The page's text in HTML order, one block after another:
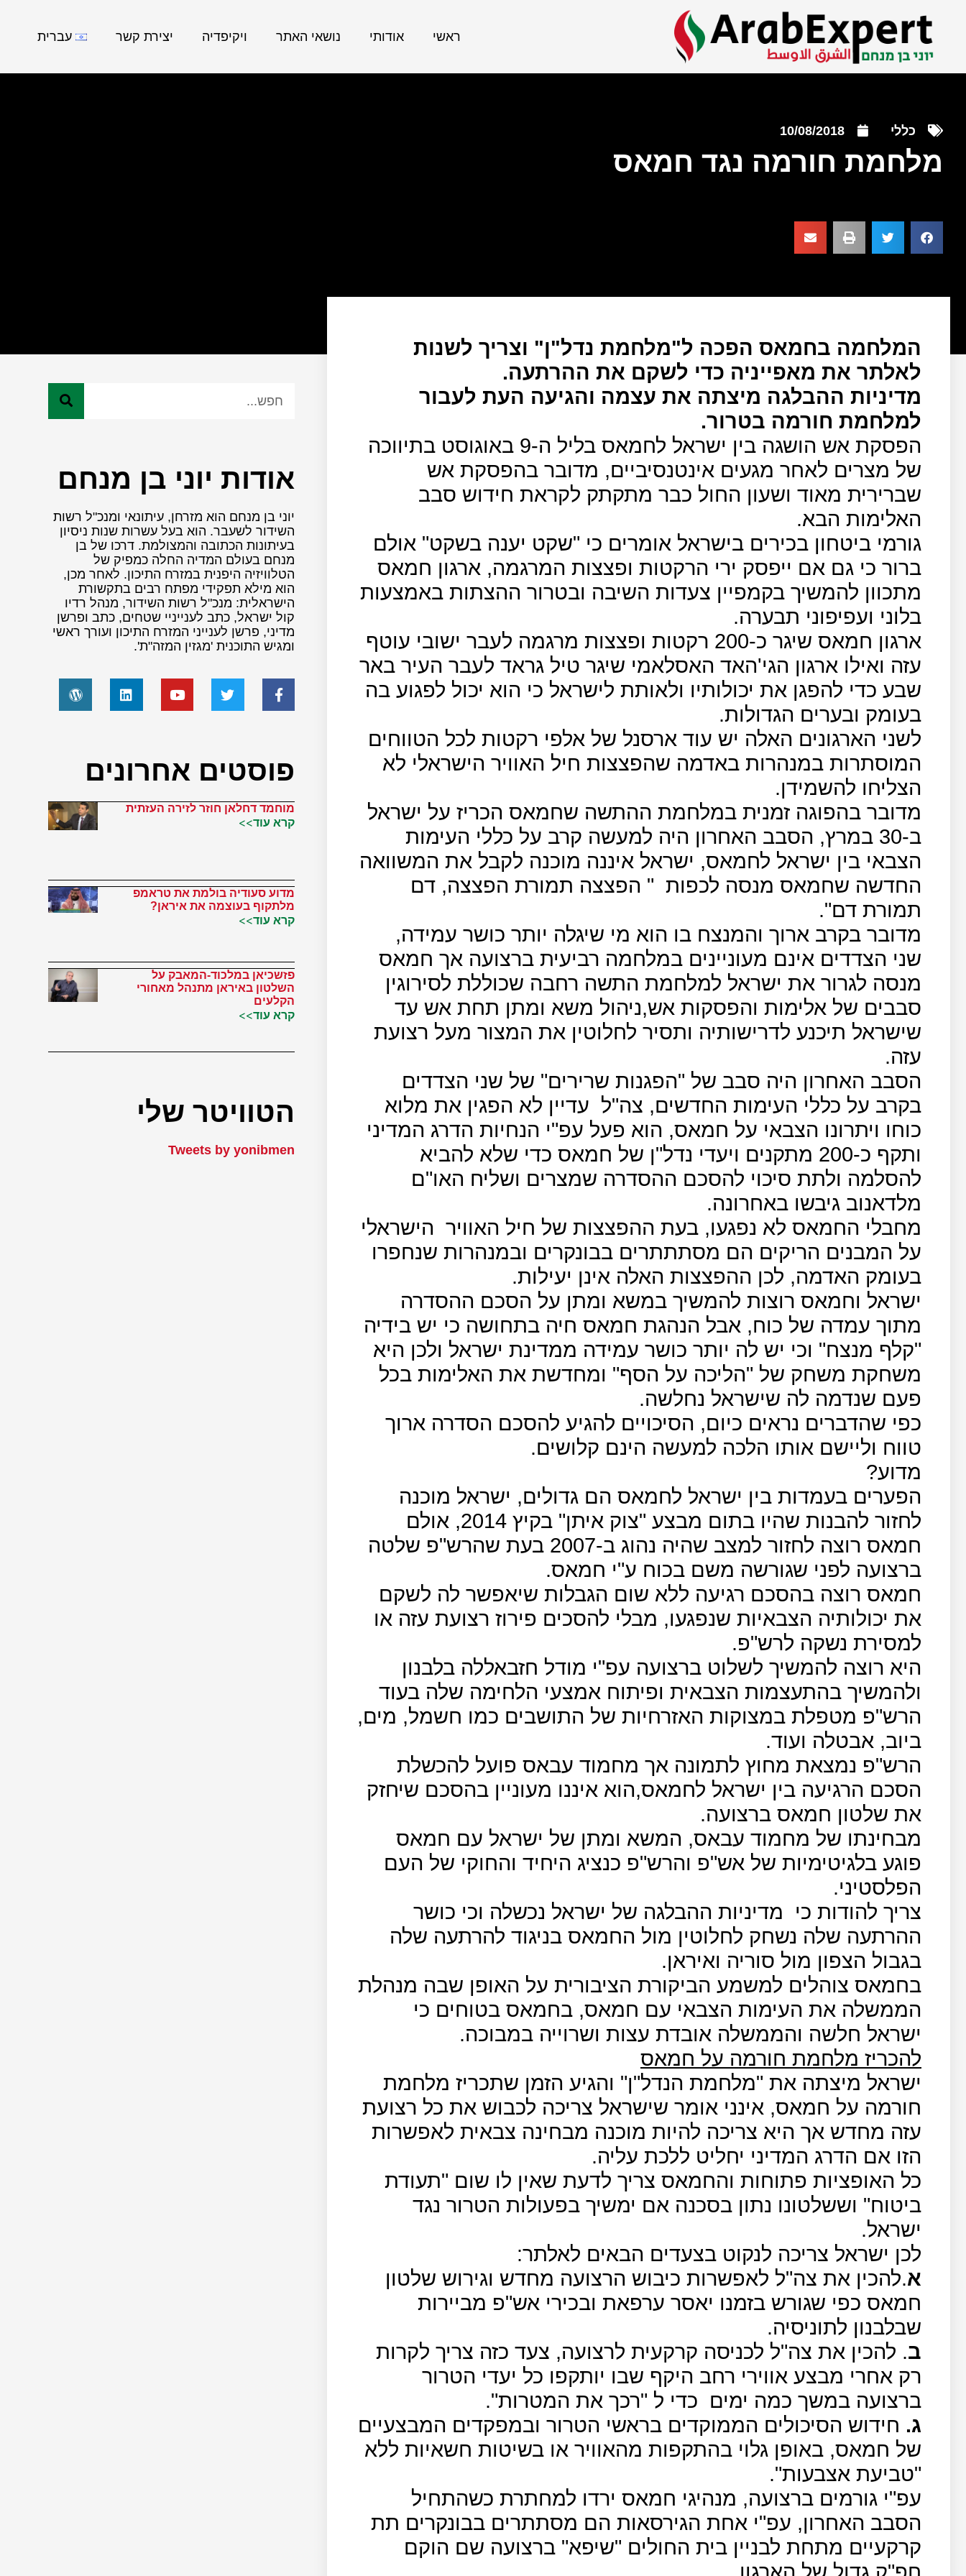
ראשי אודותי נושאי האתר ויקיפדיה יצירת קשר עברית
כללי 10/08/2018
מלחמת חורמה נגד חמאס
המלחמה בחמאס הפכה ל"מלחמת נדל"ן" וצריך לשנות
לאלתר את מאפייניה כדי לשקם את ההרתעה.
מדיניות ההבלגה מיצתה את עצמה והגיעה העת לעבור
למלחמת חורמה בטרור.
הפסקת אש הושגה בין ישראל לחמאס בליל ה-9 באוגוסט בתיווכה
של מצרים לאחר מגעים אינטנסיביים, מדובר בהפסקת אש
שברירית מאוד ושעון החול כבר מתקתק לקראת חידוש סבב
האלימות הבא.
גורמי ביטחון בכירים בישראל אומרים כי "שקט יענה בשקט" אולם
ברור כי גם אם ייפסק ירי הרקטות ופצצות המרגמה, ארגון חמאס
מתכוון להמשיך בקמפיין צעדות השיבה ובטרור ההצתות באמצעות
בלוני ועפיפוני תבערה.
ארגון חמאס שיגר כ-200 רקטות ופצצות מרגמה לעבר ישובי עוטף
עזה ואילו ארגון הגי'האד האסלאמי שיגר טיל גראד לעבר העיר באר
שבע כדי להפגן את יכולותיו ולאותת לישראל כי הוא יכול לפגוע בה
בעומק ובערים הגדולות.
לשני הארגונים האלה יש עוד ארסנל של אלפי רקטות לכל הטווחים
המוסתרות במנהרות באדמה שהפצצות חיל האוויר הישראלי לא
הצליחו להשמידן.
מדובר בהפוגה זמנית במלחמת ההתשה שחמאס הכריז על ישראל
ב-30 במרץ, הסבב האחרון היה למעשה קרב על כללי העימות
הצבאי בין ישראל לחמאס, ישראל איננה מוכנה לקבל את המשוואה
החדשה שחמאס מנסה לכפות " הפצצה תמורת הפצצה, דם
תמורת דם".
מדובר בקרב ארוך והמנצח בו הוא מי שיגלה יותר כושר עמידה,
שני הצדדים אינם מעוניינים במלחמה רביעית ברצועה אך חמאס
מנסה לגרור את ישראל למלחמת התשה רחבה שכוללת לסירוגין
סבבים של אלימות והפסקות אש,ניהול משא ומתן תחת אש עד
שישראל תיכנע לדרישותיה ותסיר לחלוטין את המצור מעל רצועת
עזה.
הסבב האחרון היה סבב של "הפגנות שרירים" של שני הצדדים
בקרב על כללי העימות החדשים, צה"ל עדיין לא הפגין את מלוא
כוחו ויתרונו הצבאי על חמאס, הוא פעל עפ"י הנחיות הדרג המדיני
ותקף כ-200 מתקנים ויעדי נדל"ן של חמאס כדי שלא להביא
להסלמה ולתת סיכוי להסכם ההסדרה שמצרים ושליח האו"ם
מלדאנוב גיבשו באחרונה.
מחבלי החמאס לא נפגעו, בעת ההפצצות של חיל האוויר הישראלי
על המבנים הריקים הם מסתתתרים בבונקרים ובמנהרות שנחפרו
בעומק האדמה, לכן ההפצצות האלה אינן יעילות.
ישראל וחמאס רוצות להמשיך במשא ומתן על הסכם ההסדרה
מתוך עמדה של כוח, אבל הנהגת חמאס חיה בתחושה כי יש בידיה
"קלף מנצח" וכי יש לה יותר כושר עמידה ממדינת ישראל ולכן היא
משחקת משחק של "הליכה על הסף" ומחדשת את האלימות בכל
פעם שנדמה לה שישראל נחלשה.
כפי שהדברים נראים כיום, הסיכויים להגיע להסכם הסדרה ארוך
טווח וליישם אותו הלכה למעשה הינם קלושים.
מדוע?
הפערים בעמדות בין ישראל לחמאס הם גדולים, ישראל מוכנה
לחזור להבנות שהיו בתום מבצע "צוק איתן" בקיץ 2014, אולם
חמאס רוצה לחזור למצב שהיה נהוג ב-2007 בעת שהרש"פ שלטה
ברצועה לפני שגורשה משם בכוח ע"י חמאס.
חמאס רוצה בהסכם רגיעה ללא שום הגבלות שיאפשר לה לשקם
את יכולותיה הצבאיות שנפגעו, מבלי להסכים פירוז רצועת עזה או
למסירת נשקה לרש"פ.
היא רוצה להמשיך לשלוט ברצועה עפ"י מודל חזבאללה בלבנון
ולהמשיך בהתעצמות הצבאית ופיתוח אמצעי הלחימה שלה בעוד
הרש"פ מטפלת במצוקות האזרחיות של התושבים כמו חשמל, מים,
ביוב, אבטלה ועוד.
הרש"פ נמצאת מחוץ לתמונה אך מחמוד עבאס פועל להכשלת
הסכם הרגיעה בין ישראל לחמאס,הוא איננו מעוניין בהסכם שיחזק
את שלטון חמאס ברצועה.
מבחינתו של מחמוד עבאס, המשא ומתן של ישראל עם חמאס
פוגע בלגיטימיות של אש"פ והרש"פ כנציג היחיד והחוקי של העם
הפלסטיני.
צריך להודות כי
מדיניות ההבלגה של ישראל נכשלה וכי כושר
ההרתעה שלה נשחק לחלוטין מול החמאס בניגוד להרתעה שלה
בגבול הצפון מול סוריה ואיראן.
בחמאס צוהלים למשמע הביקורת הציבורית על האופן שבה מנהלת
הממשלה את העימות הצבאי עם חמאס, בחמאס בטוחים כי
ישראל חלשה והממשלה אובדת עצות ושרוייה במבוכה.
להכריז מלחמת חורמה על חמאס
ישראל מיצתה את "מלחמת הנדל"ן" והגיע הזמן שתכריז מלחמת
חורמה על חמאס, אינני אומר שישראל צריכה לכבוש את כל רצועת
עזה מחדש אך היא צריכה להיות מוכנה מבחינה צבאית לאפשרות
הזו אם הדרג המדיני יחליט ללכת עליה.
כל האופציות פתוחות והחמאס צריך לדעת שאין לו שום "תעודת
ביטוח" וששלטונו נתון בסכנה אם ימשיך בפעולות הטרור נגד
ישראל.
לכן ישראל צריכה לנקוט בצעדים הבאים לאלתר:
א.להכין את צה"ל לאפשרות כיבוש הרצועה מחדש וגירוש שלטון
חמאס כפי שגורש בזמנו יאסר ערפאת ובכירי אש"פ מביירות
שבלבנון לתוניסיה.
ב. להכין את צה"ל לכניסה קרקעית לרצועה, צעד כזה צריך לקרות
רק אחרי מבצע אווירי רחב היקף שבו יותקפו כל יעדי הטרור
ברצועה במשך כמה ימים כדי ל "רכך את המטרות".
ג. חידוש הסיכולים הממוקדים בראשי הטרור ובמפקדים המבצעיים
של חמאס, באופן גלוי בהתקפות מהאוויר או בשיטות חשאיות ללא
"טביעת אצבעות".
עפ"י גורמים ברצועה, מנהיגי חמאס ירדו למחתרת כשהתחיל
הסבב האחרון, עפ"י אחת הגירסאות הם מסתתרים בבונקרים תת
קרקעיים מתחת לבניין בית החולים "שיפא" ברצועה שם הוקם
חפ"ק גדול של הארגון.
אודות יוני בן מנחם
יוני בן מנחם הוא מזרחן, עיתונאי ומנכ"ל רשות
השידור לשעבר. הוא בעל עשרות שנות ניסיון
בעיתונות הכתובה והמצולמת. דרכו של בן
מנחם בעולם המדיה החלה כמפיק של
הטלוויזיה היפנית במזרח התיכון. לאחר מכן,
הוא מילא תפקידי מפתח רבים בתקשורת
הישראלית: מנכ"ל רשות השידור, מנהל רדיו
קול ישראל, כתב לענייניי שטחים, כתב ופרשן
מדיני, פרשן לענייני המזרח התיכון ועורך ראשי
ומגיש התוכנית 'מגזין המזה"ת'.
פוסטים אחרונים
מוחמד דחלאן חוזר לזירה העזתית
קרא עוד>>
מדוע סעודיה בולמת את טראמפ
מלתקוף בעוצמה את איראן?
קרא עוד>>
פזשכיאן במלכוד-המאבק על
השלטון באיראן מתנהל מאחורי
הקלעים
קרא עוד>>
הטוויטר שלי
Tweets by yonibmen